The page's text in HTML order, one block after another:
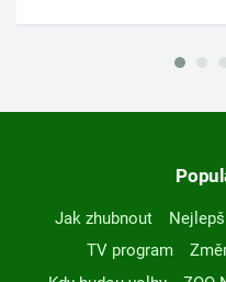
Jak zhubnout
TV program